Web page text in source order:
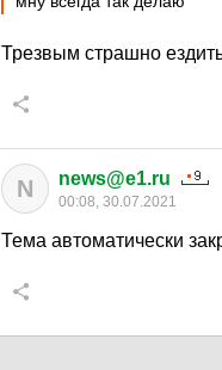
Трезвым страшно
N news@e1.ru
00:08, 30.07.2021
Тема автоматически